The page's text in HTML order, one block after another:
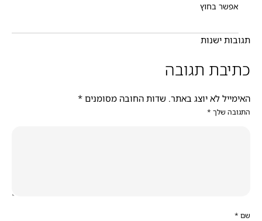
אפשר בחוץ
תגובות ישנות
כתיבת תגובה
האימייל לא יוצג באתר. שדות החובה מסומנים *
התגובה שלך *
שם *